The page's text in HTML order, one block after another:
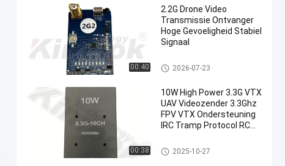
00:40
2.2G Drone Video
Transmissie Ontvanger
Hoge Gevoeligheid Stabiel
Signaal
Analoog videotransmitter
2026-07-23
00:38
10W High Power 3.3G VTX
UAV Videozender 3.3Ghz
FPV VTX Ondersteuning
IRC Tramp Protocol RC
Analoog videotransmitter
2025-10-27